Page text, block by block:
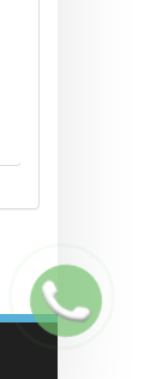
Заказать
звонок